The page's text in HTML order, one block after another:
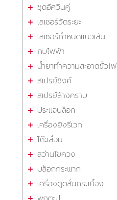
ชุดอัศวินคู่
เลเซอร์วัดระยะ
เลเซอร์กำหนดแนวเส้น
กบไฟฟ้า
น้ำยาทำความสะอาดขั้วไฟ
สเปรย์ซิงค์
สเปรย์ล้างคราบ
ประแจบล็อก
เครื่องยิงรีเวท
โต๊ะเลื่อย
สว่านไขควง
บล็อกกระแทก
เครื่องดูดสั่นกระเบื้อง